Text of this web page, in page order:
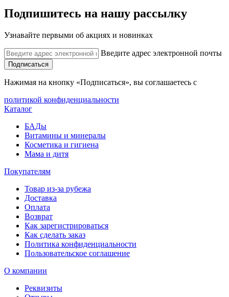
Подпишитесь на нашу рассылку
Узнавайте первыми об акциях и новинках
Введите адрес электронной почты
Подписаться
Нажимая на кнопку «Подписаться», вы соглашаетесь с
политикой конфиденциальности
Каталог
БАДы
Витамины и минералы
Косметика и гигиена
Мама и дитя
Покупателям
Товар из-за рубежа
Доставка
Оплата
Возврат
Как зарегистрироваться
Как сделать заказ
Политика конфиденциальности
Пользовательское соглашение
О компании
Реквизиты